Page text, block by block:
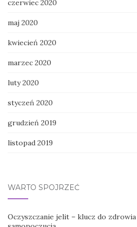
czerwiec 2020
maj 2020
kwiecień 2020
marzec 2020
luty 2020
styczeń 2020
grudzień 2019
listopad 2019
WARTO SPOJRZEĆ
Oczyszczanie jelit – klucz do